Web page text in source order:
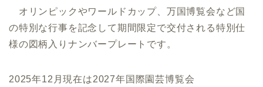
オリンピックやワールドカップ、万国博覧会など国
の特別な行事を記念して期間限定で交付される特別仕
様の図柄入りナンバープレートです。
2025年12月現在は2027年国際園芸博覧会